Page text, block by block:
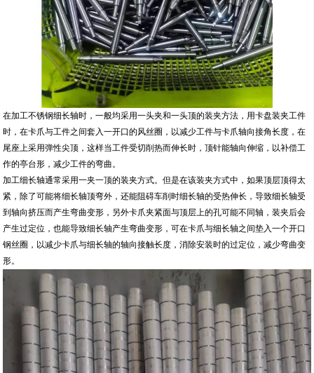
在加工不锈钢细长轴时，一般均采用一头夹和一头顶的装夹方法，用卡盘装夹工件
时，在卡爪与工件之间套入一开口的风丝圈，以减少工件与卡爪轴向接角长度，在
尾座上采用弹性尖顶，这样当工件受切削热而伸长时，顶针能轴向伸缩，以补偿工
作的亭台形，减少工件的弯曲。
加工细长轴通常采用一夹一顶的装夹方式。但是在该装夹方式中，如果顶层顶得太
紧，除了可能将细长轴顶弯外，还能阻碍车削时细长轴的受热伸长，导致细长轴受
到轴向挤压而产生弯曲变形，另外卡爪夹紧面与顶层上的孔可能不同轴，装夹后会
产生过定位，也能导致细长轴产生弯曲变形，可在卡爪与细长轴之间垫入一个开口
钢丝圈，以减少卡爪与细长轴的轴向接触长度，消除安装时的过定位，减少弯曲变
形。